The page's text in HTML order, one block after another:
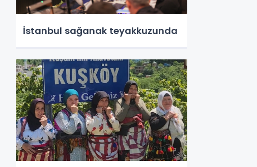
İstanbul sağanak teyakkuzunda